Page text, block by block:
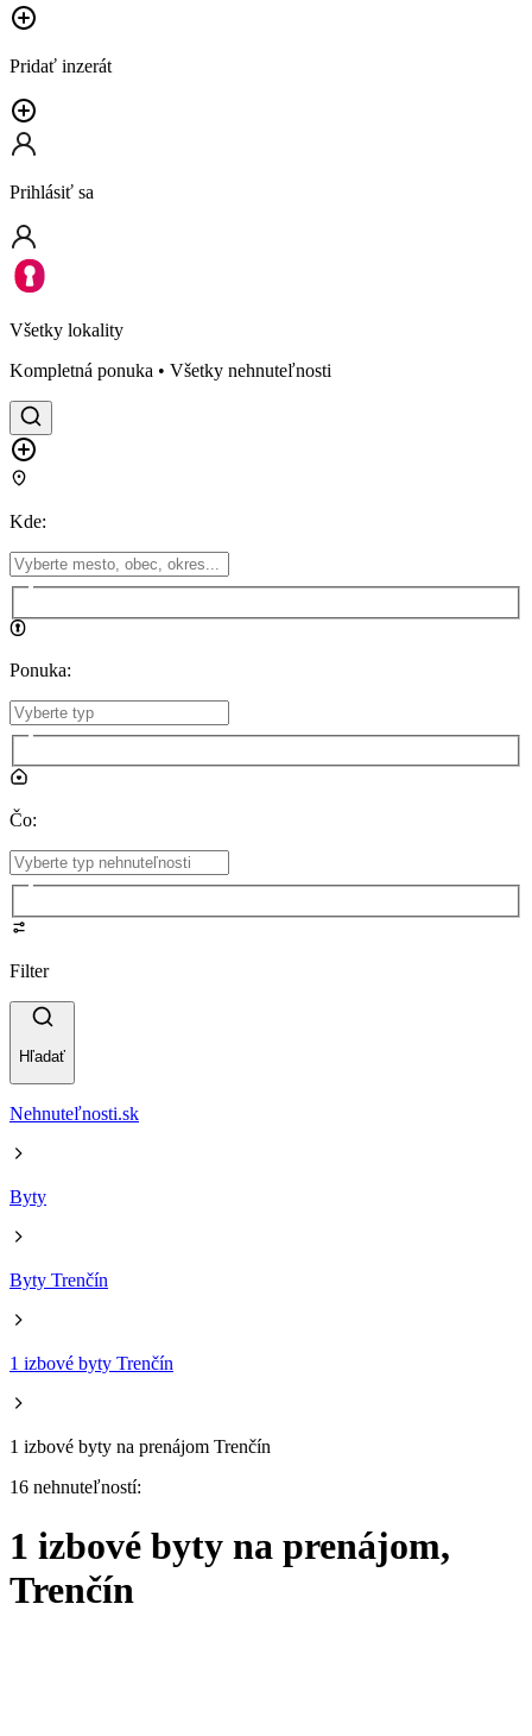
Pridať inzerát
Prihlásiť sa
Všetky lokality
Kompletná ponuka • Všetky nehnuteľnosti
Kde:
Ponuka:
Čo:
Filter
Hľadať
Nehnuteľnosti.sk
Byty
Byty Trenčín
1 izbové byty Trenčín
1 izbové byty na prenájom Trenčín
16 nehnuteľností:
1 izbové byty na prenájom,
Trenčín